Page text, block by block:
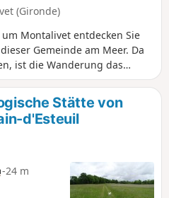
(Gironde)
Montalivet entdecken Sie
Gemeinde am Meer. Da
ist die Wanderung das
Stätte von
d'Esteuil
-24 m